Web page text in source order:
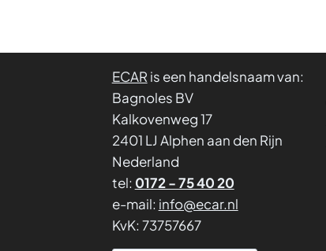
ECAR is een handelsnaam van:
Bagnoles BV
Kalkovenweg 17
2401 LJ Alphen aan den Rijn
Nederland
tel: 0172 - 75 40 20
e-mail: info@ecar.nl
KvK: 73757667